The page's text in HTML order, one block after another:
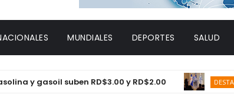
MUNDIALES DEPORTES SALUD
gasoil suben RD$3.00 y RD$2.00 DESTACADAS